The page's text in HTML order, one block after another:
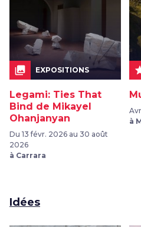
collections EXPOSITIONS
Legami: Ties That
Bind de Mikayel
Ohanjanyan
Du 13 févr. 2026 au 30 août
2026
à Carrara
à
Idées